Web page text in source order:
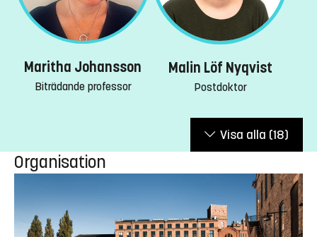
Maritha Johansson
Biträdande professor
Malin Löf Nyqvist
Postdoktor
Visa alla (18)
Organisation